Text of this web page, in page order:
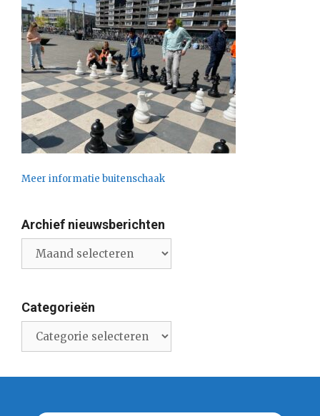
Meer informatie buitenschaak
Archief nieuwsberichten
nieuwsberichten
Categorieën